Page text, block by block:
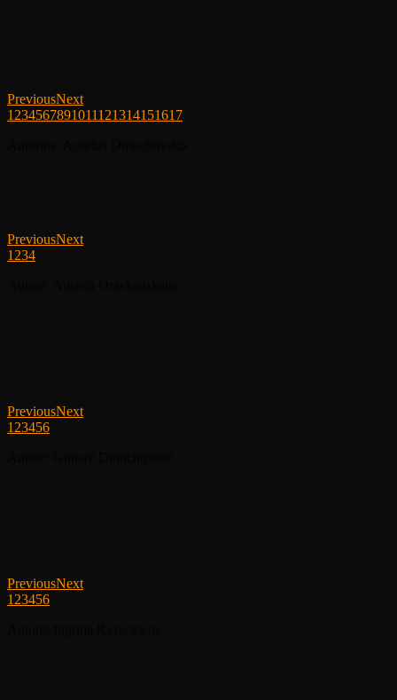
PreviousNext
1 234567891011121314151617
PreviousNext
1 234
PreviousNext
1 23456
PreviousNext
1 23456